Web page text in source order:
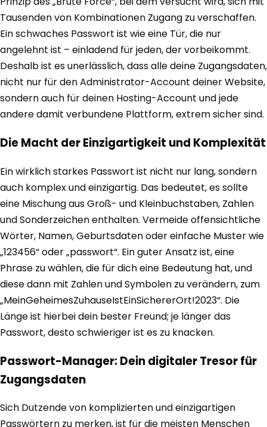
Tausenden von Kombinationen Zugang zu verschaffen.
Ein schwaches Passwort ist wie eine Tür, die nur
angelehnt ist – einladend für jeden, der vorbeikommt.
Deshalb ist es unerlässlich, dass alle deine Zugangsdaten,
nicht nur für den Administrator-Account deiner Website,
sondern auch für deinen Hosting-Account und jede
andere damit verbundene Plattform, extrem sicher sind.
Die Macht der Einzigartigkeit und Komplexität
Ein wirklich starkes Passwort ist nicht nur lang, sondern
auch komplex und einzigartig. Das bedeutet, es sollte
eine Mischung aus Groß- und Kleinbuchstaben, Zahlen
und Sonderzeichen enthalten. Vermeide offensichtliche
Wörter, Namen, Geburtsdaten oder einfache Muster wie
„123456“ oder „passwort“. Ein guter Ansatz ist, eine
Phrase zu wählen, die für dich eine Bedeutung hat, und
diese dann mit Zahlen und Symbolen zu verändern, zum
„MeinGeheimesZuhauseIstEinSichererOrt!2023“. Die
Länge ist hierbei dein bester Freund; je länger das
Passwort, desto schwieriger ist es zu knacken.
Passwort-Manager: Dein digitaler Tresor für
Zugangsdaten
Sich Dutzende von komplizierten und einzigartigen
Passwörtern zu merken, ist für die meisten Menschen